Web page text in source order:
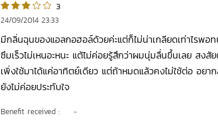
3
24/09/2014 23:33
มีกลิ่นฉุนของแอลกอฮอล์ด้วยค่ะแต่ก็ไม่น่าเกลียดเท่าไรพอ
ซึมเร็วไม่เหนอะหนะ แต้ไม่ค่อยรู้สึกว่าผมนุ่มลื่นขึ้นเลย สงสั
เพิ่งใช้มาได้แค่อาทิตย์เดียว แต่ถ้าหมดแล้วคงไม่ใช้ต่อ อย
ยังไม่ค่อยประทับใจ
Benefit received : -